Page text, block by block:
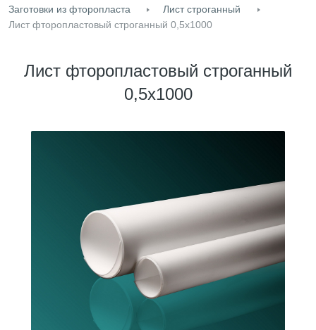
Заготовки из фторопласта
Лист строганный
Лист фторопластовый строганный 0,5х1000
Лист фторопластовый строганный
0,5х1000